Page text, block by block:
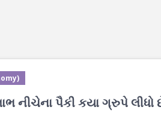
નીચેના પૈકી કયા ગ્રુપે લીધો